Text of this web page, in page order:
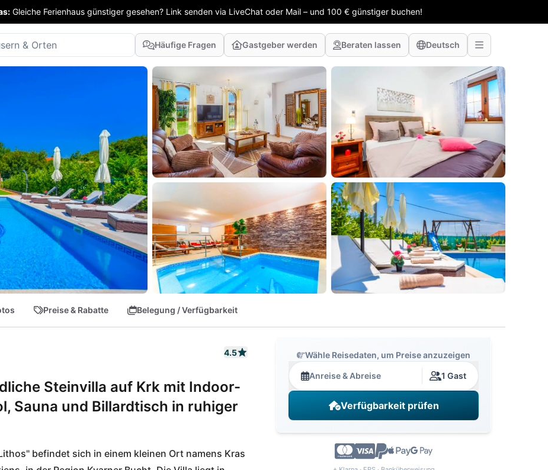
Gleiche Ferienhaus günstiger gesehen? Link senden via LiveChat oder Mail – und 100 € günstiger buchen!
Häufige Fragen Gastgeber werden Beraten lassen Deutsch
Preise & Rabatte Belegung / Verfügbarkeit
4.5
Steinvilla auf Krk mit Indoor-
Sauna und Billardtisch in ruhiger
befindet sich in einem kleinen Ort namens Kras
Wähle Reisedaten, um Preise anzuzeigen
Anreise & Abreise 1 Gast
Verfügbarkeit prüfen